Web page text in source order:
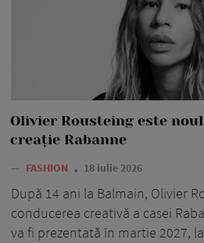
Olivier Rousteing este
creație Rabanne
— FASHION 18 iulie 2026
După 14 ani la Balmain, Olivier
conducerea creativă a casei
va fi prezentată în martie 2027,